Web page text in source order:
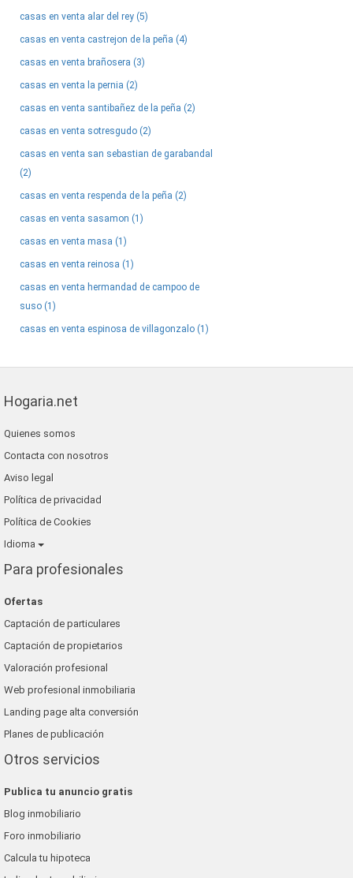
casas en venta alar del rey (5)
casas en venta castrejon de la peña (4)
casas en venta brañosera (3)
casas en venta la pernia (2)
casas en venta santibañez de la peña (2)
casas en venta sotresgudo (2)
casas en venta san sebastian de garabandal
(2)
casas en venta respenda de la peña (2)
casas en venta sasamon (1)
casas en venta masa (1)
casas en venta reinosa (1)
casas en venta hermandad de campoo de
suso (1)
casas en venta espinosa de villagonzalo (1)
Hogaria.net
Quienes somos
Contacta con nosotros
Aviso legal
Política de privacidad
Política de Cookies
Idioma
Para profesionales
Ofertas
Captación de particulares
Captación de propietarios
Valoración profesional
Web profesional inmobiliaria
Landing page alta conversión
Planes de publicación
Otros servicios
Publica tu anuncio gratis
Blog inmobiliario
Foro inmobiliario
Calcula tu hipoteca